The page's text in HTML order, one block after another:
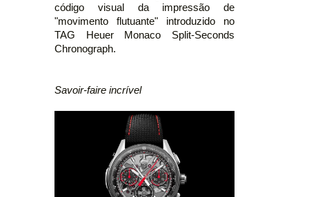
código visual da impressão de
"movimento flutuante" introduzido no
TAG Heuer Monaco Split-Seconds
Chronograph.
Savoir-faire incrível